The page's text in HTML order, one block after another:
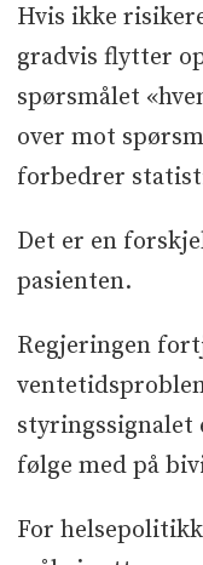
Hvis ikke
gradvis flytter
spørsmålet
over mot
forbedrer
Det er en
pasienten.
Regjeringen
styringssignalet
følge med på
For